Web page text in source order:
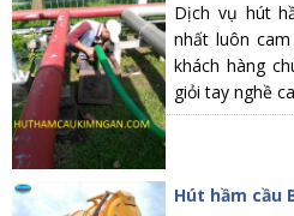
Dịch vụ hút
nhất luôn
khách hàng
giỏi tay nghề
Hút hầm cầu